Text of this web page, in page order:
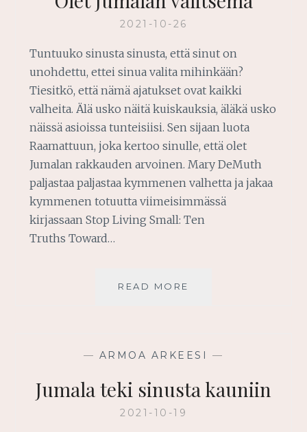
2021-10-26
Tuntuuko sinusta sinusta, että sinut on
unohdettu, ettei sinua valita mihinkään?
Tiesitkö, että nämä ajatukset ovat kaikki
valheita. Älä usko näitä kuiskauksia, äläkä usko
näissä asioissa tunteisiisi. Sen sijaan luota
Raamattuun, joka kertoo sinulle, että olet
Jumalan rakkauden arvoinen. Mary DeMuth
paljastaa paljastaa kymmenen valhetta ja jakaa
kymmenen totuutta viimeisimmässä
kirjassaan Stop Living Small: Ten
Truths Toward…
READ MORE
— ARMOA ARKEESI —
Jumala teki sinusta kauniin
2021-10-19